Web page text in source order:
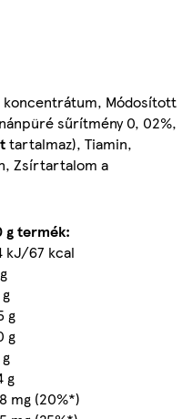
koncentrátum, Módosított
sűrítmény 0, 02%,
tartalmaz), Tiamin,
Zsírtartalom a
g termék:
kJ/67 kcal
g
g
g
mg (20%*)